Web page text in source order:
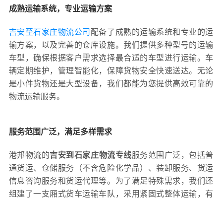
成熟运输系统，专业运输方案
吉安至石家庄物流公司 配备了成熟的运输系统和专业的运
输方案，以及完善的仓库设施。我们提供多种型号的运输
车型，确保根据客户需求选择最合适的车型进行运输。车
辆定期维护，管理智能化，保障货物安全快速送达。无论
是小件货物还是大型设备，我们都能为您提供高效可靠的
物流运输服务。
服务范围广泛，满足多样需求
港邦物流的吉安到石家庄物流专线服务范围广泛，包括普
通货运、仓储服务（不含危险化学品）、装卸服务、货运
信息咨询服务和货运代理等。为了满足特殊需求，我们还
组建了一支厢式货车运输车队，采用紧固式整体运输，有